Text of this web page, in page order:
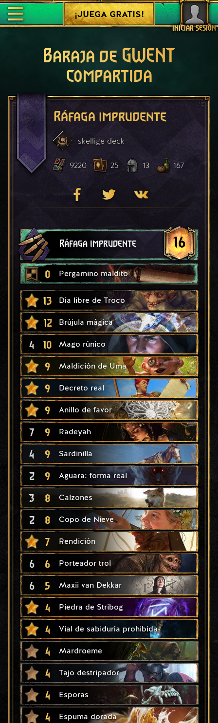
INICIAR SESIÓN
¡JUEGA GRATIS!
Baraja de GWENT
compartida
Ráfaga imprudente
skellige deck
9220 25 13 167
Ráfaga imprudente 16
0 Pergamino maldito
13 Día libre de Troco
12 Brújula mágica
4 10 Mago rúnico
9 Maldición de Uma
9 Decreto real
9 Anillo de favor
7 9 Radeyah
4 9 Sardinilla
2 9 Aguara: forma real
3 8 Calzones
2 8 Copo de Nieve
7 Rendición
6 6 Porteador trol
6 5 Maxii van Dekkar
4 Piedra de Stribog
4 Vial de sabiduría prohibida
4 Mardroeme
4 Tajo destripador
4 Esporas
4 Espuma dorada